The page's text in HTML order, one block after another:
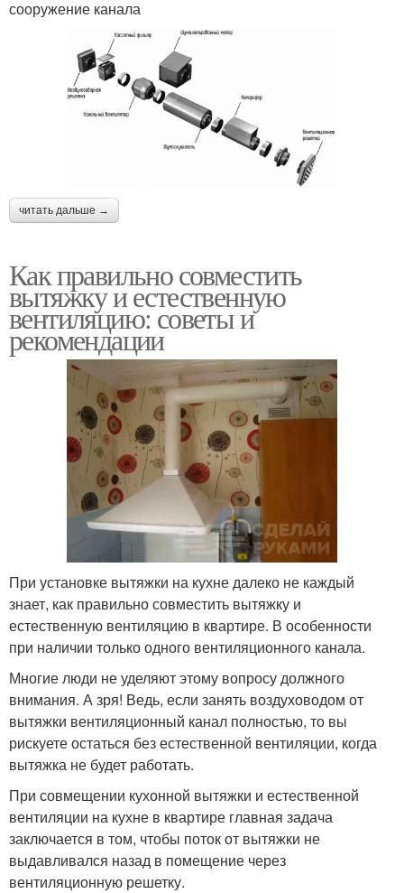
сооружение канала
читать дальше →
Как правильно совместить
вытяжку и естественную
вентиляцию: советы и
рекомендации
При установке вытяжки на кухне далеко не каждый
знает, как правильно совместить вытяжку и
естественную вентиляцию в квартире. В особенности
при наличии только одного вентиляционного канала.
Многие люди не уделяют этому вопросу должного
внимания. А зря! Ведь, если занять воздуховодом от
вытяжки вентиляционный канал полностью, то вы
рискуете остаться без естественной вентиляции, когда
вытяжка не будет работать.
При совмещении кухонной вытяжки и естественной
вентиляции на кухне в квартире главная задача
заключается в том, чтобы поток от вытяжки не
выдавливался назад в помещение через
вентиляционную решетку.